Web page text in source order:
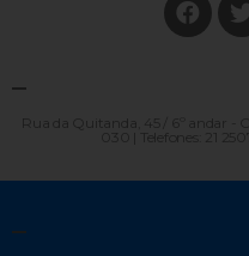
Rua da Quitanda, 45 / 6º andar -
030 | Telefones: 21